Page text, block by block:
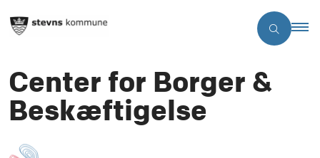
Center for Borger &
Beskæftigelse